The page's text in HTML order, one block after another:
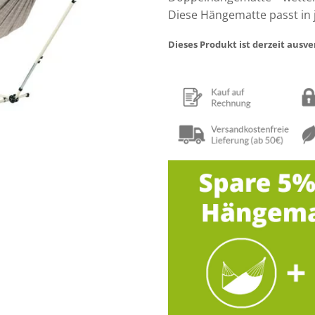
Diese Hängematte passt
Dieses Produkt ist derzeit